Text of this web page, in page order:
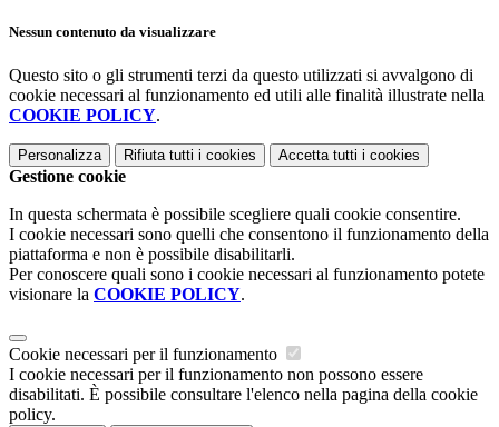
Nessun contenuto da visualizzare
Questo sito o gli strumenti terzi da questo utilizzati si avvalgono di
cookie necessari al funzionamento ed utili alle finalità illustrate nella
COOKIE POLICY.
Personalizza Rifiuta tutti i cookies Accetta tutti i cookies
Gestione cookie
In questa schermata è possibile scegliere quali cookie consentire.
I cookie necessari sono quelli che consentono il funzionamento della
piattaforma e non è possibile disabilitarli.
Per conoscere quali sono i cookie necessari al funzionamento potete
visionare la COOKIE POLICY.
Cookie necessari per il funzionamento
I cookie necessari per il funzionamento non possono essere
disabilitati. È possibile consultare l'elenco nella pagina della cookie
policy.